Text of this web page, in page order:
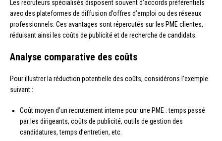
Les recruteurs spécialisés disposent souvent d’accords préférentiels
avec des plateformes de diffusion d’offres d’emploi ou des réseaux
professionnels. Ces avantages sont répercutés sur les PME clientes,
réduisant ainsi les coûts de publicité et de recherche de candidats.
Analyse comparative des coûts
Pour illustrer la réduction potentielle des coûts, considérons l’exemple
suivant :
Coût moyen d’un recrutement interne pour une PME : temps passé
par les dirigeants, coûts de publicité, outils de gestion des
candidatures, temps d’entretien, etc.